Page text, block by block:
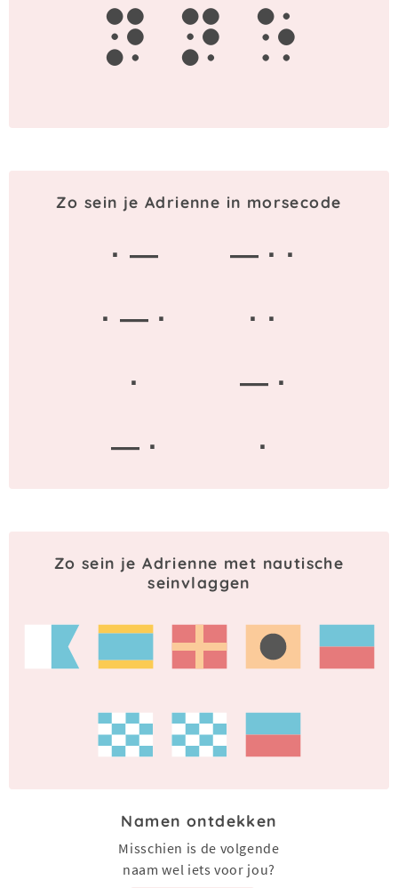
n n e
Zo sein je Adrienne in morsecode
· —
— · ·
· — ·
· ·
·
— ·
— ·
·
Zo sein je Adrienne met nautische
seinvlaggen
Namen ontdekken
Misschien is de volgende
naam wel iets voor jou?